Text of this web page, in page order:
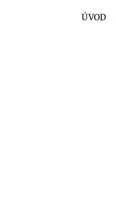
ÚVOD